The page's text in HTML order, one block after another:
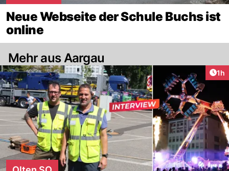
Neue Webseite der Schule Buchs ist
online
Mehr aus Aargau
1h